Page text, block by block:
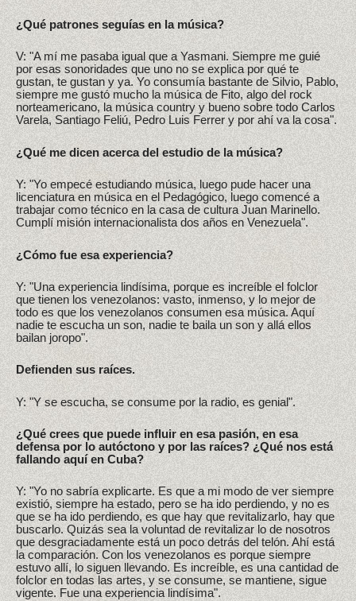
¿Qué patrones seguías en la música?
V: "A mí me pasaba igual que a Yasmani. Siempre me guié
por esas sonoridades que uno no se explica por qué te
gustan, te gustan y ya. Yo consumía bastante de Silvio, Pablo,
siempre me gustó mucho la música de Fito, algo del rock
norteamericano, la música country y bueno sobre todo Carlos
Varela, Santiago Feliú, Pedro Luis Ferrer y por ahí va la cosa".
¿Qué me dicen acerca del estudio de la música?
Y: "Yo empecé estudiando música, luego pude hacer una
licenciatura en música en el Pedagógico, luego comencé a
trabajar como técnico en la casa de cultura Juan Marinello.
Cumplí misión internacionalista dos años en Venezuela".
¿Cómo fue esa experiencia?
Y: "Una experiencia lindísima, porque es increíble el folclor
que tienen los venezolanos: vasto, inmenso, y lo mejor de
todo es que los venezolanos consumen esa música. Aquí
nadie te escucha un son, nadie te baila un son y allá ellos
bailan joropo".
Defienden sus raíces.
Y: "Y se escucha, se consume por la radio, es genial".
¿Qué crees que puede influir en esa pasión, en esa
defensa por lo autóctono y por las raíces? ¿Qué nos está
fallando aquí en Cuba?
Y: "Yo no sabría explicarte. Es que a mi modo de ver siempre
existió, siempre ha estado, pero se ha ido perdiendo, y no es
que se ha ido perdiendo, es que hay que revitalizarlo, hay que
buscarlo. Quizás sea la voluntad de revitalizar lo de nosotros
que desgraciadamente está un poco detrás del telón. Ahí está
la comparación. Con los venezolanos es porque siempre
estuvo allí, lo siguen llevando. Es increíble, es una cantidad de
folclor en todas las artes, y se consume, se mantiene, sigue
vigente. Fue una experiencia lindísima".